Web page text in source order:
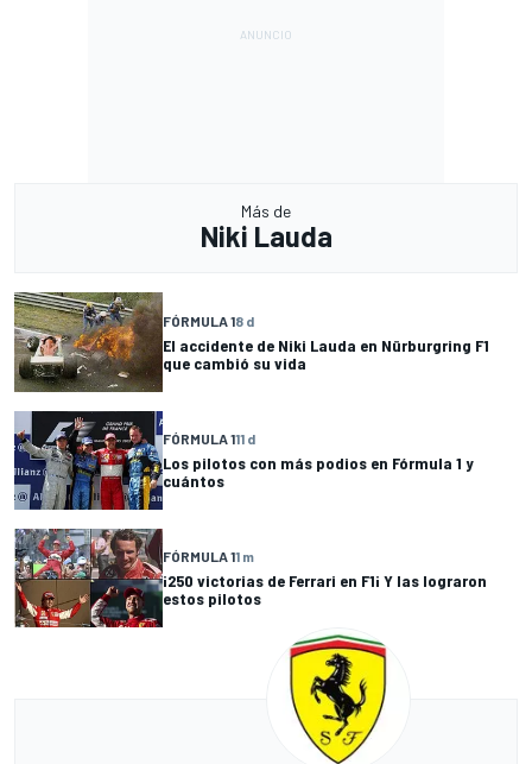
Más de
Niki Lauda
FÓRMULA 18 d
El accidente de Niki Lauda en Nürburgring F1
que cambió su vida
FÓRMULA 111 d
Los pilotos con más podios en Fórmula 1 y
cuántos
FÓRMULA 11 m
¡250 victorias de Ferrari en F1¡ Y las lograron
estos pilotos